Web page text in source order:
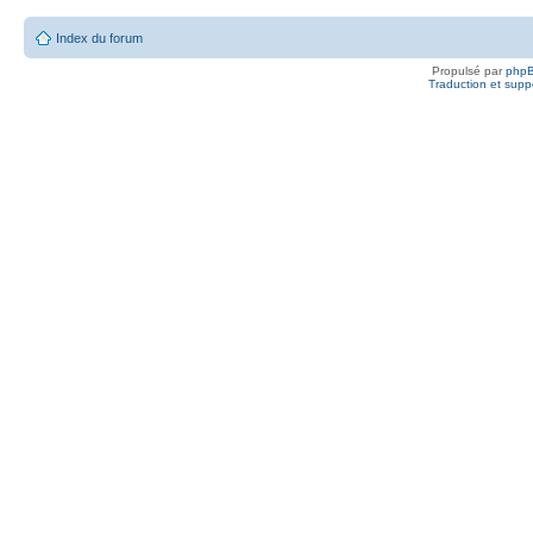
Index du forum
Propulsé par
Traduction et